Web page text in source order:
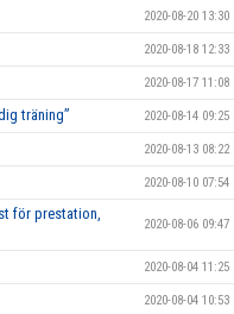
2020-08-20 13:30
2020-08-18 12:33
2020-08-17 11:08
träning” 2020-08-14 09:25
2020-08-13 08:22
2020-08-10 07:54
för prestation,
2020-08-06 09:47
2020-08-04 11:25
2020-08-04 10:53